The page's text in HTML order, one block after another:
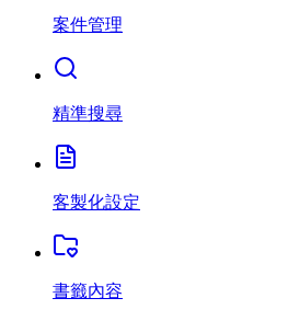
案件管理
精準搜尋
客製化設定
書籤內容